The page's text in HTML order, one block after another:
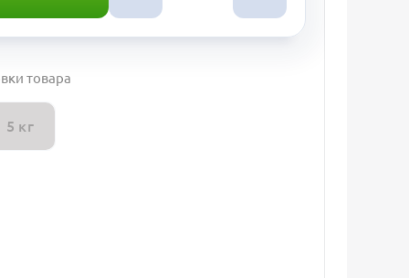
товара
5 кг